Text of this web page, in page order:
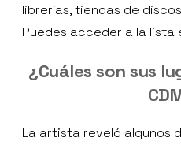
librerías, tiendas de
Puedes acceder a la lista
¿Cuáles son sus
La artista reveló algunos